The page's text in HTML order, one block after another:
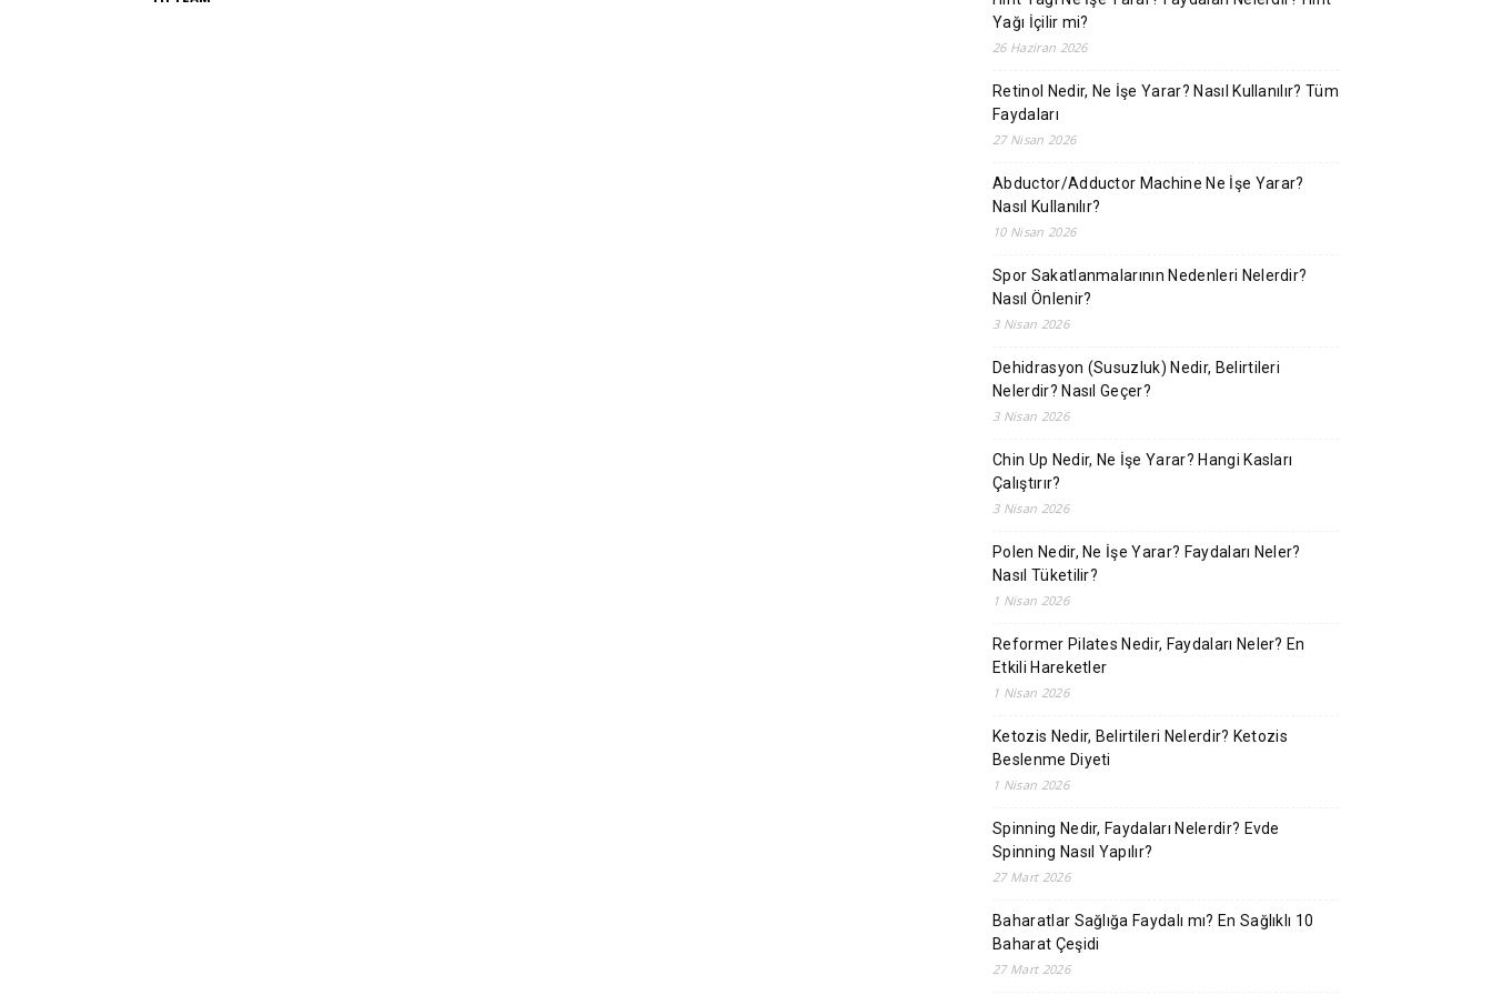
Yağı İçilir mi?
26 Haziran 2026
Retinol Nedir, Ne İşe Yarar? Nasıl Kullanılır? Tüm
Faydaları
27 Nisan 2026
Abductor/Adductor Machine Ne İşe Yarar?
Nasıl Kullanılır?
10 Nisan 2026
Spor Sakatlanmalarının Nedenleri Nelerdir?
Nasıl Önlenir?
3 Nisan 2026
Dehidrasyon (Susuzluk) Nedir, Belirtileri
Nelerdir? Nasıl Geçer?
3 Nisan 2026
Chin Up Nedir, Ne İşe Yarar? Hangi Kasları
Çalıştırır?
3 Nisan 2026
Polen Nedir, Ne İşe Yarar? Faydaları Neler?
Nasıl Tüketilir?
1 Nisan 2026
Reformer Pilates Nedir, Faydaları Neler? En
Etkili Hareketler
1 Nisan 2026
Ketozis Nedir, Belirtileri Nelerdir? Ketozis
Beslenme Diyeti
1 Nisan 2026
Spinning Nedir, Faydaları Nelerdir? Evde
Spinning Nasıl Yapılır?
27 Mart 2026
Baharatlar Sağlığa Faydalı mı? En Sağlıklı 10
Baharat Çeşidi
27 Mart 2026